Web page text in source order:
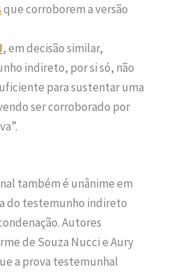
que corroborem a versão
, em decisão similar,
indireto, por si só, não
para sustentar uma
ser corroborado por
também é unânime em
do testemunho indireto
Autores
de Souza Nucci e Aury
a prova testemunhal